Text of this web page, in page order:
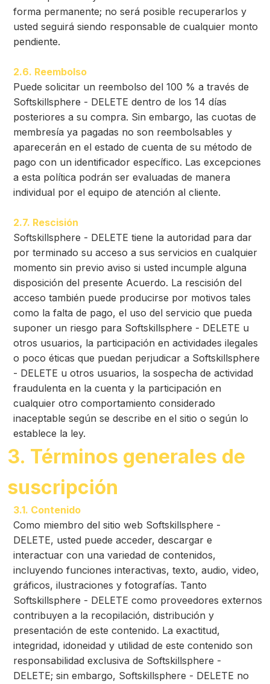
forma permanente; no será posible recuperarlos y
usted seguirá siendo responsable de cualquier monto
pendiente.
2.6. Reembolso
Puede solicitar un reembolso del 100 % a través de
Softskillsphere - DELETE dentro de los 14 días
posteriores a su compra. Sin embargo, las cuotas de
membresía ya pagadas no son reembolsables y
aparecerán en el estado de cuenta de su método de
pago con un identificador específico. Las excepciones
a esta política podrán ser evaluadas de manera
individual por el equipo de atención al cliente.
2.7. Rescisión
Softskillsphere - DELETE tiene la autoridad para dar
por terminado su acceso a sus servicios en cualquier
momento sin previo aviso si usted incumple alguna
disposición del presente Acuerdo. La rescisión del
acceso también puede producirse por motivos tales
como la falta de pago, el uso del servicio que pueda
suponer un riesgo para Softskillsphere - DELETE u
otros usuarios, la participación en actividades ilegales
o poco éticas que puedan perjudicar a Softskillsphere
- DELETE u otros usuarios, la sospecha de actividad
fraudulenta en la cuenta y la participación en
cualquier otro comportamiento considerado
inaceptable según se describe en el sitio o según lo
establece la ley.
3. Términos generales de
suscripción
3.1. Contenido
Como miembro del sitio web Softskillsphere -
DELETE, usted puede acceder, descargar e
interactuar con una variedad de contenidos,
incluyendo funciones interactivas, texto, audio, video,
gráficos, ilustraciones y fotografías. Tanto
Softskillsphere - DELETE como proveedores externos
contribuyen a la recopilación, distribución y
presentación de este contenido. La exactitud,
integridad, idoneidad y utilidad de este contenido son
responsabilidad exclusiva de Softskillsphere -
DELETE; sin embargo, Softskillsphere - DELETE no